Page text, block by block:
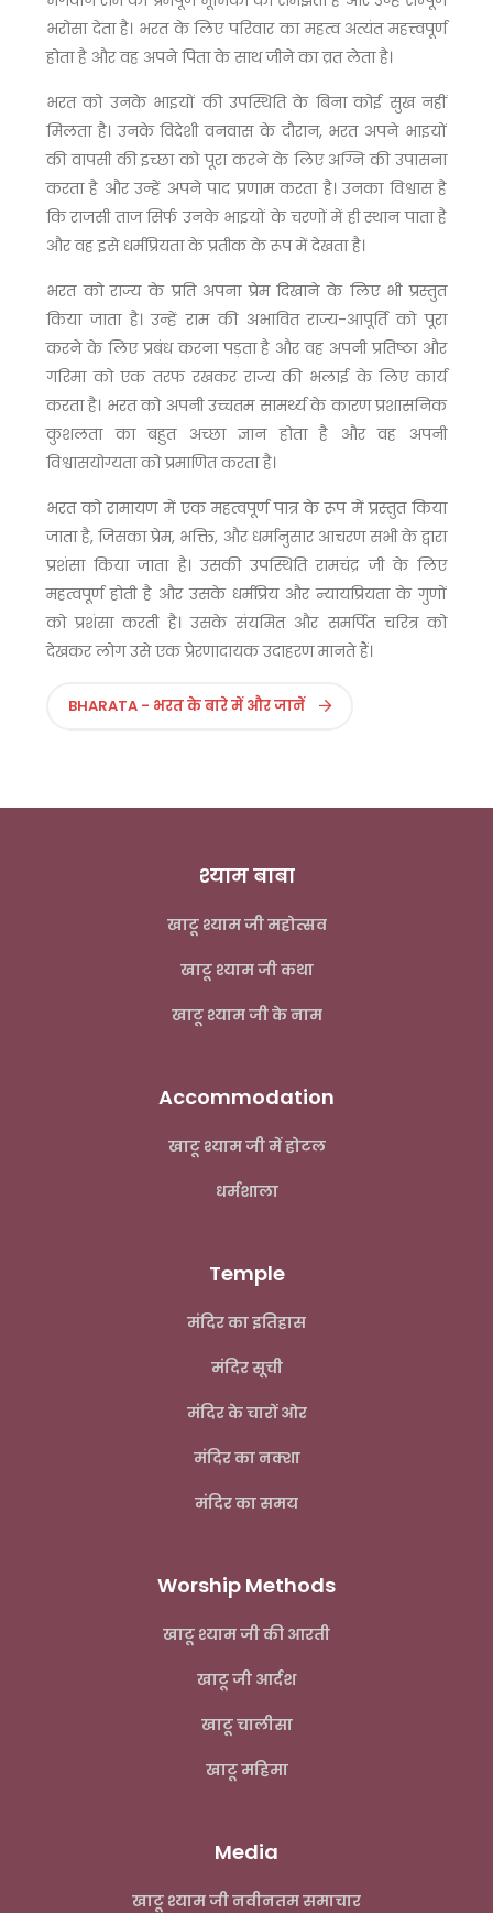
भरोसा देता है। भरत के लिए परिवार का महत्व अत्यंत महत्त्वपूर्ण
होता है और वह अपने पिता के साथ जीने का व्रत लेता है।
भरत को उनके भाइयों की उपस्थिति के बिना कोई सुख नहीं
मिलता है। उनके विदेशी वनवास के दौरान, भरत अपने भाइयों
की वापसी की इच्छा को पूरा करने के लिए अग्नि की उपासना
करता है और उन्हें अपने पाद प्रणाम करता है। उनका विश्वास है
कि राजसी ताज सिर्फ उनके भाइयों के चरणों में ही स्थान पाता है
और वह इसे धर्मप्रियता के प्रतीक के रूप में देखता है।
भरत को राज्य के प्रति अपना प्रेम दिखाने के लिए भी प्रस्तुत
किया जाता है। उन्हें राम की अभावित राज्य-आपूर्ति को पूरा
करने के लिए प्रबंध करना पड़ता है और वह अपनी प्रतिष्ठा और
गरिमा को एक तरफ रखकर राज्य की भलाई के लिए कार्य
करता है। भरत को अपनी उच्चतम सामर्थ्य के कारण प्रशासनिक
कुशलता का बहुत अच्छा ज्ञान होता है और वह अपनी
विश्वासयोग्यता को प्रमाणित करता है।
भरत को रामायण में एक महत्वपूर्ण पात्र के रूप में प्रस्तुत किया
जाता है, जिसका प्रेम, भक्ति, और धर्मानुसार आचरण सभी के द्वारा
प्रशंसा किया जाता है। उसकी उपस्थिति रामचंद्र जी के लिए
महत्वपूर्ण होती है और उसके धर्मप्रिय और न्यायप्रियता के गुणों
को प्रशंसा करती है। उसके संयमित और समर्पित चरित्र को
देखकर लोग उसे एक प्रेरणादायक उदाहरण मानते हैं।
BHARATA - भरत के बारे में और जानें
श्याम बाबा
खाटू श्याम जी महोत्सव
खाटू श्याम जी कथा
खाटू श्याम जी के नाम
Accommodation
खाटू श्याम जी में होटल
धर्मशाला
Temple
मंदिर का इतिहास
मंदिर सूची
मंदिर के चारों ओर
मंदिर का नक्शा
मंदिर का समय
Worship Methods
खाटू श्याम जी की आरती
खाटू जी आर्दश
खाटू चालीसा
खाटू महिमा
Media
खाटू श्याम जी नवीनतम समाचार